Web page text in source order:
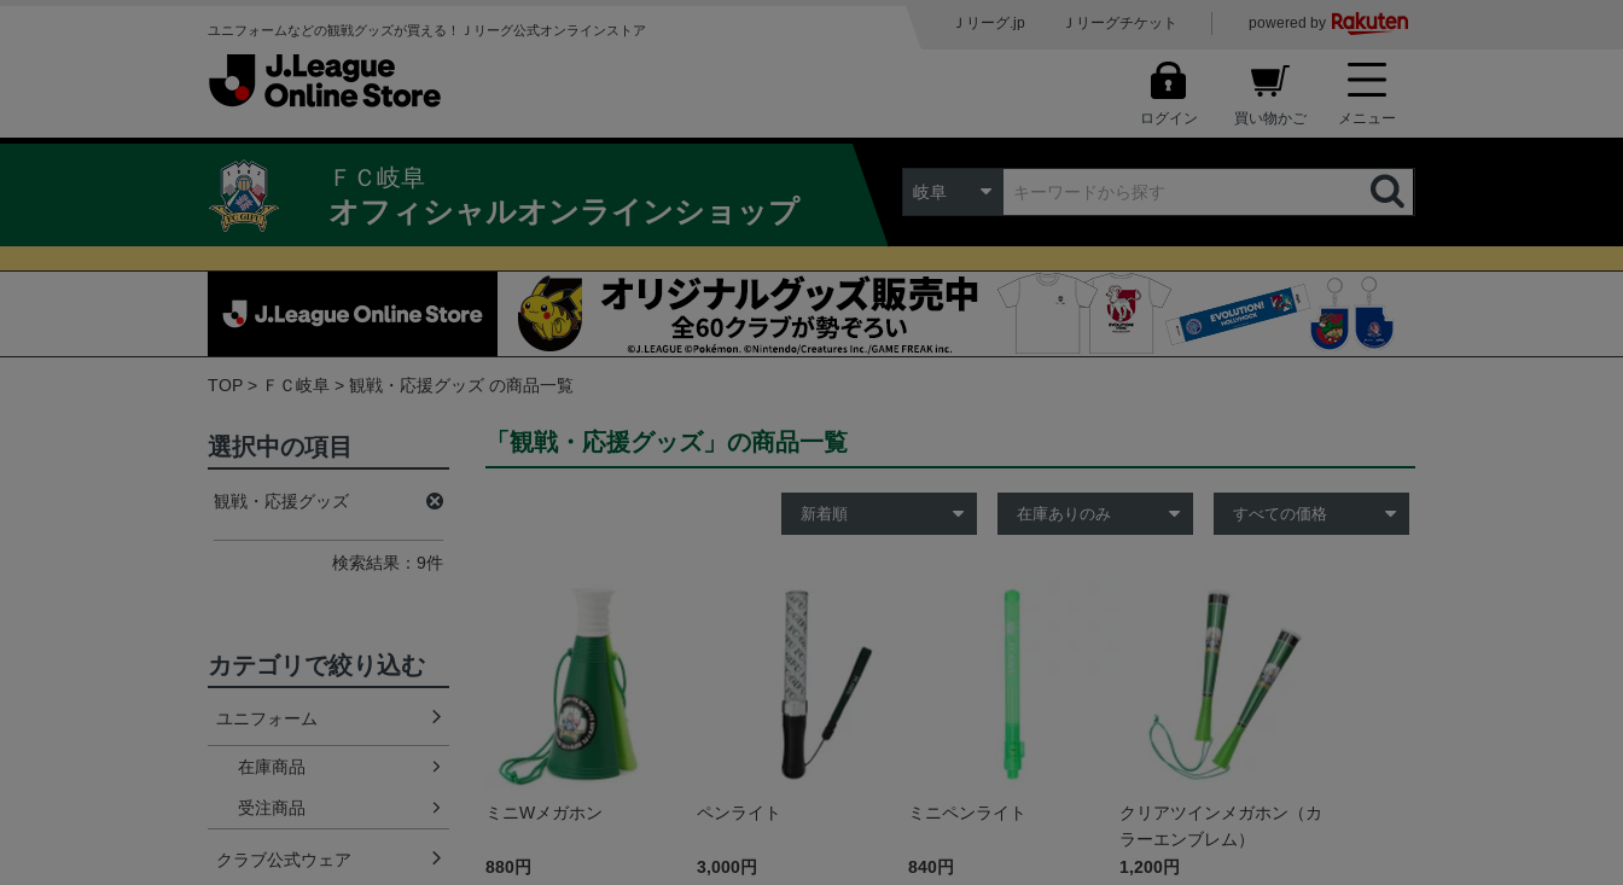
ユニフォームなどの観戦グッズが買える！Ｊリーグ公式オンラインストア Ｊリーグ.jp Ｊリーグチケット powered by
ログイン 買い物かご メニュー
ＦＣ岐阜
オフィシャルオンラインショップ
岐阜
TOP ＦＣ岐阜 観戦・応援グッズ の商品一覧
「観戦・応援グッズ」の商品一覧
ミニWメガホン
880円
ペンライト
3,000円
ミニペンライト
840円
クリアツインメガホン（カ
ラーエンブレム）
1,200円
選択中の項目
観戦・応援グッズ
検索結果：9件
カテゴリで絞り込む
ユニフォーム
在庫商品
受注商品
クラブ公式ウェア